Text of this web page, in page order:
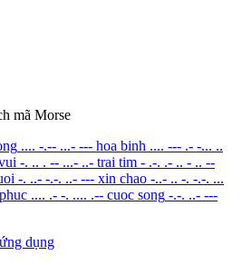
mã Morse
.... -.-- ...- --- hoa binh .... --- .- -... ..
-. .. . -- ...- ..- trai tim - .-. .- .. - .. --
-. ..- -.-. ..- --- xin chao -..- .. -. -.-. ...
.... .- -. .... .-- cuoc song -.-. ..- ---
dụng